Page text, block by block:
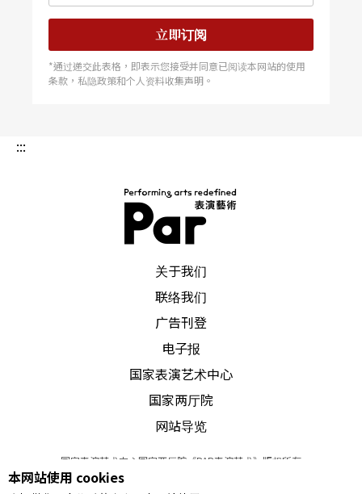
舞厅中一般圆舞曲的不同。我们从克林姆的一幅画
作《钢琴前的舒伯特》（1899）中，可看到克林姆
在进入成熟期之后，仍然对舒伯特抱著久远的怀
不只是克林姆，从舒曼、萧邦，经布拉姆斯到拉威
德国北方的作曲家布拉姆斯（1833-1897）于一八
六○年代开始活跃于维也纳之际，小约翰．史特劳
斯（1825-1899）的圆舞曲与轻歌剧正大行其道，
维也纳被这些「轻音乐」点缀得比先前的毕德麦雅
时期更加热闹、繁华。布拉姆斯虽与「圆舞曲之
王」成了朋友，他创作他的圆舞曲时，却回到毕德
麦雅的时空，在他的《十六首圆舞曲集》（作品3
9）中，表达出舒伯特式的朴素、单纯、内省的特质
——这位北方的作曲家来到繁华的维也纳，不只未受
到「驯化」，反而像世纪初的另一位外来者贝多芬
立即订阅
*通过递交此表格，即表示您接受并同意已阅读本网站的使用
条款，私隐政策和个人资料收集声明。
:::
关于我们
联络我们
广告刊登
电子报
国家表演艺术中心
国家两厅院
网站导览
国家表演艺术中心国家两厅院《PAR表演艺术》版权所有
© 2022Performing arts redefined. All Rights Reserved
本网站使用 cookies